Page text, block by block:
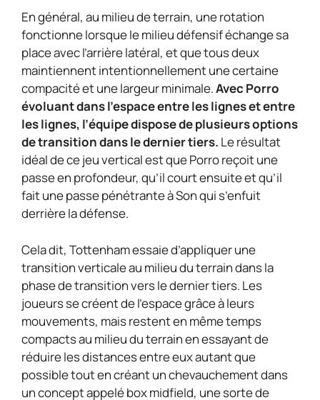
En général, au milieu de terrain, une rotation
fonctionne lorsque le milieu défensif échange sa
place avec l’arrière latéral, et que tous deux
maintiennent intentionnellement une certaine
compacité et une largeur minimale.Avec Porro
évoluant dans l’espace entre les lignes et entre
les lignes, l’équipe dispose de plusieurs options
de transition dans le dernier tiers. Le résultat
idéal de ce jeu vertical est que Porro reçoit une
passe en profondeur, qu’il court ensuite et qu’il
fait une passe pénétrante à Son qui s’enfuit
derrière la défense.
Cela dit, Tottenham essaie d’appliquer une
transition verticale au milieu du terrain dans la
phase de transition vers le dernier tiers. Les
joueurs se créent de l’espace grâce à leurs
mouvements, mais restent en même temps
compacts au milieu du terrain en essayant de
réduire les distances entre eux autant que
possible tout en créant un chevauchement dans
un concept appelé box midfield, une sorte de